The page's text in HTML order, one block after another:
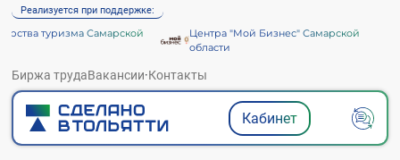
Реализуется при поддержке:
туризма Самарской
Центра "Мой Бизнес" Самарской
области
Биржа трудаВакансии·Контакты
Кабинет